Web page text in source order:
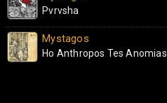
Pvrvsha
Mystagos
Ho Anthropos Tes Anomias